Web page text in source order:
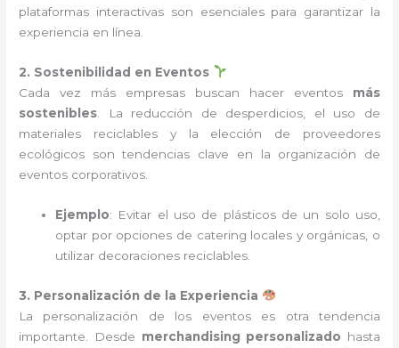
plataformas interactivas son esenciales para garantizar la
experiencia en línea.
2. Sostenibilidad en Eventos
Cada vez más empresas buscan hacer eventos más
sostenibles . La reducción de desperdicios, el uso de
materiales reciclables y la elección de proveedores
ecológicos son tendencias clave en la organización de
eventos corporativos.
Ejemplo: Evitar el uso de plásticos de un solo uso,
optar por opciones de catering locales y orgánicas, o
utilizar decoraciones reciclables.
3. Personalización de la Experiencia
La personalización de los eventos es otra tendencia
importante. Desde merchandising personalizado hasta